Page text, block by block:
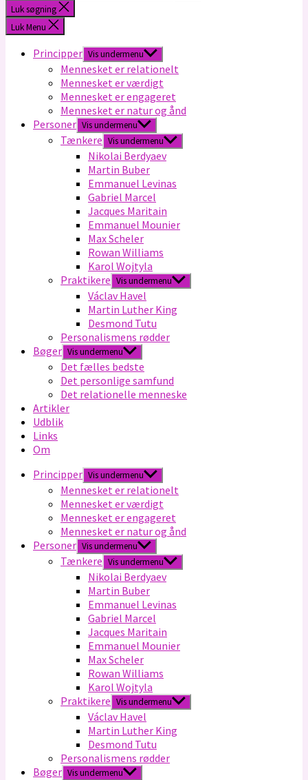
Luk søgning
Luk Menu
Principper Vis undermenu
Mennesket er relationelt
Mennesket er værdigt
Mennesket er engageret
Mennesket er natur og ånd
Personer Vis undermenu
Tænkere Vis undermenu
Nikolai Berdyaev
Martin Buber
Emmanuel Levinas
Gabriel Marcel
Jacques Maritain
Emmanuel Mounier
Max Scheler
Rowan Williams
Karol Wojtyla
Praktikere Vis undermenu
Václav Havel
Martin Luther King
Desmond Tutu
Personalismens rødder
Bøger Vis undermenu
Det fælles bedste
Det personlige samfund
Det relationelle menneske
Artikler
Udblik
Links
Om
Principper Vis undermenu
Mennesket er relationelt
Mennesket er værdigt
Mennesket er engageret
Mennesket er natur og ånd
Personer Vis undermenu
Tænkere Vis undermenu
Nikolai Berdyaev
Martin Buber
Emmanuel Levinas
Gabriel Marcel
Jacques Maritain
Emmanuel Mounier
Max Scheler
Rowan Williams
Karol Wojtyla
Praktikere Vis undermenu
Václav Havel
Martin Luther King
Desmond Tutu
Personalismens rødder
Bøger Vis undermenu